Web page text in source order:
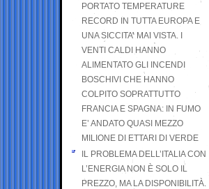
PORTATO TEMPERATURE
RECORD IN TUTTA EUROPA E
UNA SICCITA’ MAI VISTA. I
VENTI CALDI HANNO
ALIMENTATO GLI INCENDI
BOSCHIVI CHE HANNO
COLPITO SOPRATTUTTO
FRANCIA E SPAGNA: IN FUMO
E’ ANDATO QUASI MEZZO
MILIONE DI ETTARI DI VERDE
IL PROBLEMA DELL’ITALIA CON
L’ENERGIA NON È SOLO IL
PREZZO, MA LA DISPONIBILITÀ.